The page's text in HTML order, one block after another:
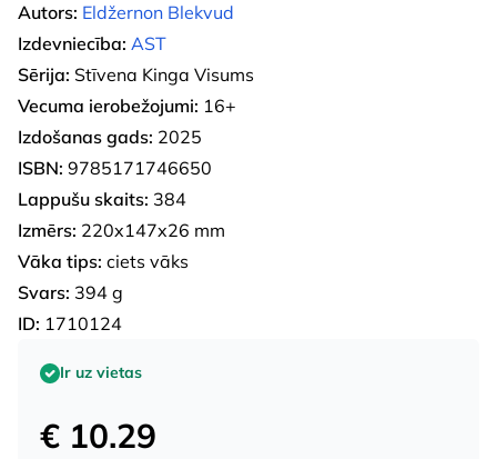
Autors: Eldžernon Blekvud
Izdevniecība: AST
Sērija: Stīvena Kinga Visums
Vecuma ierobežojumi: 16+
Izdošanas gads: 2025
ISBN: 9785171746650
Lappušu skaits: 384
Izmērs: 220x147x26 mm
Vāka tips: ciets vāks
Svars: 394 g
ID: 1710124
Ir uz vietas
€ 10.29